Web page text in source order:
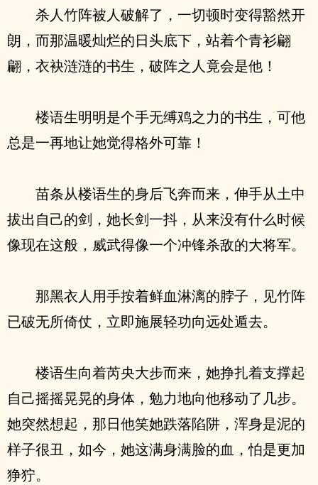
杀人竹阵被人破解了，一切顿时变得豁然开
朗，而那温暖灿烂的日头底下，站着个青衫翩
翩，衣袂涟涟的书生，破阵之人竟会是他！
楼语生明明是个手无缚鸡之力的书生，可他
总是一再地让她觉得格外可靠！
苗条从楼语生的身后飞奔而来，伸手从土中
拔出自己的剑，她长剑一抖，从来没有什么时候
像现在这般，威武得像一个冲锋杀敌的大将军。
那黑衣人用手按着鲜血淋漓的脖子，见竹阵
已破无所倚仗，立即施展轻功向远处遁去。
楼语生向着芮央大步而来，她挣扎着支撑起
自己摇摇晃晃的身体，勉力地向他移动了几步。
她突然想起，那日他笑她跌落陷阱，浑身是泥的
样子很丑，如今，她这满身满脸的血，怕是更加
狰狞。